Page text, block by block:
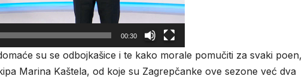
00:30
su se odbojkašice i te kako morale pomučiti za svaki poen,
Marina Kaštela, od koje su Zagrepčanke ove sezone već dva